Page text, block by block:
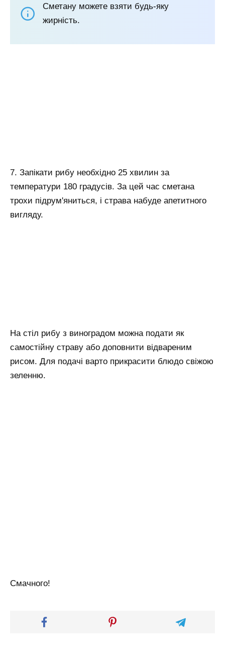
Сметану можете взяти будь-яку
жирність.
7. Запікати рибу необхідно 25 хвилин за
температури 180 градусів. За цей час сметана
трохи підрум'яниться, і страва набуде апетитного
вигляду.
На стіл рибу з виноградом можна подати як
самостійну страву або доповнити відвареним
рисом. Для подачі варто прикрасити блюдо свіжою
зеленню.
Смачного!